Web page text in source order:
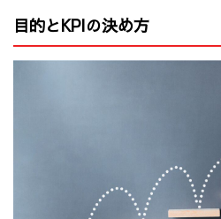
目的とKPIの決め方